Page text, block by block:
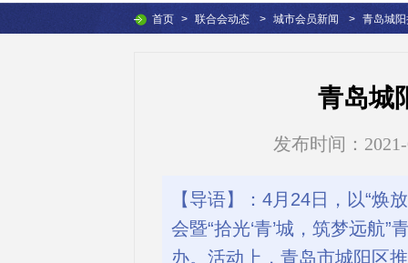
首页 > 联合会动态 > 城市会员新闻 > 青岛城
青岛城
发布时间：
【导语】：4月24日，以“焕
会暨“拾光‘青’城，筑梦远航
办。活动上，青岛市城阳区